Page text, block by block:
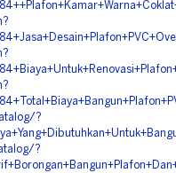
?
?